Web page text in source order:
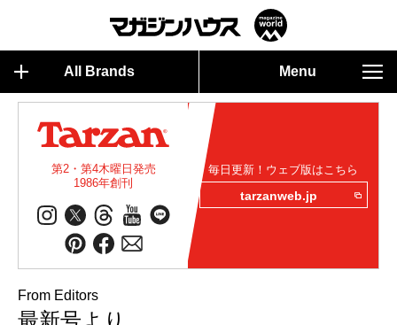
All Brands Menu
第2・第4木曜日発売
1986年創刊
毎日更新！ウェブ版はこちら
tarzanweb.jp
From Editors
最新号より